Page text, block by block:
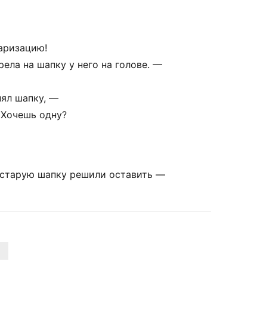
на шапку у него на голове. —
шапку, —
Хочешь одну?
старую шапку решили оставить —